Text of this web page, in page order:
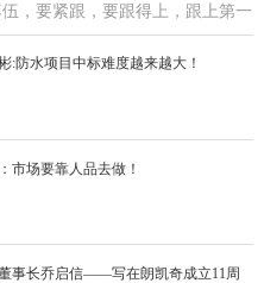
，要紧跟，要跟得上，跟上第一
了”。
:防水项目中标难度越来越大！
市场要靠人品去做！
事长乔启信——写在朗凯奇成立11周